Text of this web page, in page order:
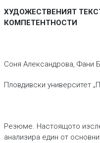
ХУДОЖЕСТВЕНИЯТ
КОМПЕТЕНТНОСТИ
Соня Александрова, Фани
Пловдивски университет
Резюме. Настоящото
анализира един от